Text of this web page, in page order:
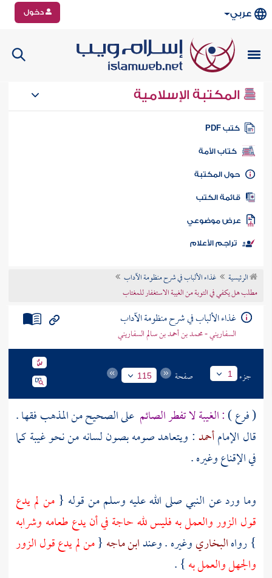
عربي دخول
المكتبة الإسلامية
كتب PDF
كتاب الأمة
المكتبة
الكتب
موضوعي
تراجم الأعلام
الرئيسية
غذاء الألباب في شرح منظومة الآداب
مطلب هل يكفي في التوبة من الغيبة الاستغفار للمغتاب
غذاء الألباب في شرح منظومة الآداب
السفاريني - محمد بن أحمد بن سالم السفاريني
جزء 1 صفحة 115
( فرع ): الغيبة لا تفطر الصائم على الصحيح من المذهب فقها .
قال الإمامأحمد: ويتعاهد صومه بصون لسانه من نحو غيبة كما
في الإقناع وغيره .
وما ورد عن النبي صلى الله عليه وسلم من قوله {من لم يدع
قول الزور والعمل به فليس لله حاجة في أن يدع طعامه وشرابه
} رواهالبخاريوغيره . وعندابن ماجه {من لم يدع قول الزور
والجهل والعمل به} .